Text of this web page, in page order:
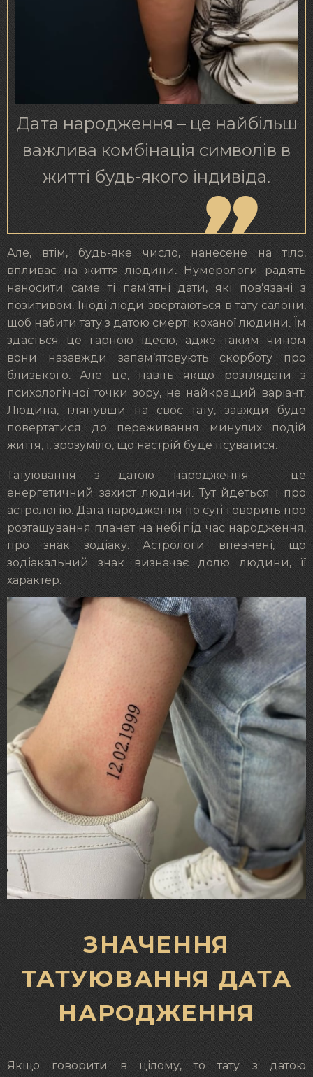
Дата народження – це найбільш
важлива комбінація символів в
житті будь-якого індивіда.
Але, втім, будь-яке число, нанесене на тіло,
впливає на життя людини. Нумерологи радять
наносити саме ті пам’ятні дати, які пов’язані з
позитивом. Іноді люди звертаються в тату салони,
щоб набити тату з датою смерті коханої людини. Їм
здається це гарною ідеєю, адже таким чином
вони назавжди запам’ятовують скорботу про
близького. Але це, навіть якщо розглядати з
психологічної точки зору, не найкращий варіант.
Людина, глянувши на своє тату, завжди буде
повертатися до переживання минулих подій
життя, і, зрозуміло, що настрій буде псуватися.
Татуювання з датою народження – це
енергетичний захист людини. Тут йдеться і про
астрологію. Дата народження по суті говорить про
розташування планет на небі під час народження,
про знак зодіаку. Астрологи впевнені, що
зодіакальний знак визначає долю людини, її
характер.
ЗНАЧЕННЯ
ТАТУЮВАННЯ ДАТА
НАРОДЖЕННЯ
Якщо говорити в цілому, то тату з датою